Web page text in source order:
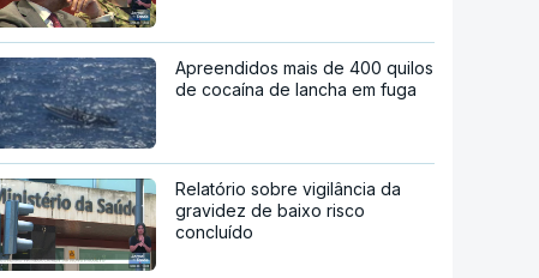
Apreendidos mais de 400 quilos
de cocaína de lancha em fuga
Relatório sobre vigilância da
gravidez de baixo risco
concluído